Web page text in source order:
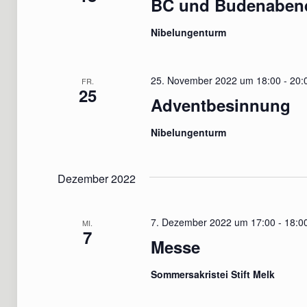
BC und
Nibelungenturm
FR.
25 Adventbesinnung
25. November 2022 um 18:00 -
Nibelungenturm
Dezember 2022
MI.
7 Messe
7. Dezember 2022 um 17:00 -
Sommersakristei Stift Melk